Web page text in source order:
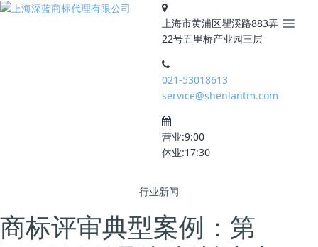
上海市黄浦区瞿溪路883弄
22号五里桥产业园三层
021-53018613
service@shenlantm.com
营业:9:00
休业:17:30
行业新闻
商标评审典型案例：第